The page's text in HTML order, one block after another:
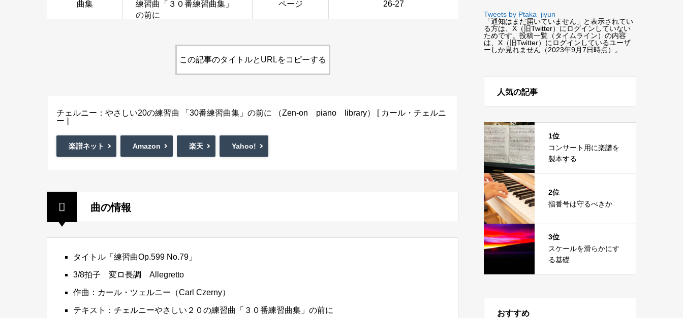
曲集
練習曲「３０番練習曲集」
の前に
ページ 26-27
この記事のタイトルとURLをコピーする
チェルニー：やさしい20の練習曲 「30番練習曲集」の前に （Zen-on piano library） [ カール・チェルニ
ー ]
楽譜ネット Amazon 楽天 Yahoo!
曲の情報
タイトル「練習曲Op.599 No.79」
3/8拍子 変ロ長調 Allegretto
作曲：カール・ツェルニー（Carl Czerny）
テキスト：チェルニーやさしい２０の練習曲「３０番練習曲集」の前に
Tweets by Ptaka_jiyun
「通知はまだ届いていません」と表示されてい
る方は、X（旧Twitter）にログインしていない
ためです。投稿一覧（タイムライン）の内容
は、X（旧Twitter）にログインしているユーザ
ーしか見れません（2023年9月7日時点）。
人気の記事
1位
コンサート用に楽譜を
製本する
2位
指番号は守るべきか
3位
スケールを滑らかにす
る基礎
おすすめ